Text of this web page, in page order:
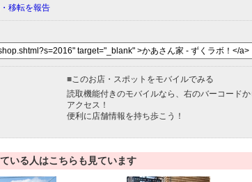
移転を報告
■このお店・スポットをモバイルでみる
読取機能付きのモバイルなら、右のバーコード
アクセス！
便利に店舗情報を持ち歩こう！
いる人はこちらも見ています